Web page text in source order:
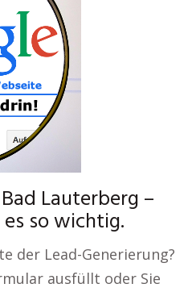
Lauterberg –
so wichtig.
der Lead-Generierung?
ausfüllt oder Sie